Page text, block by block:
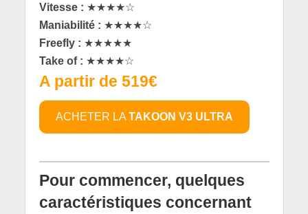
Vitesse : ★★★★☆
Maniabilité : ★★★★☆
Freefly : ★★★★★
Take of : ★★★★☆
A partir de 519€
ACHETER LATAKOON V3 ULTRA
Pour commencer, quelques
caractéristiques concernant